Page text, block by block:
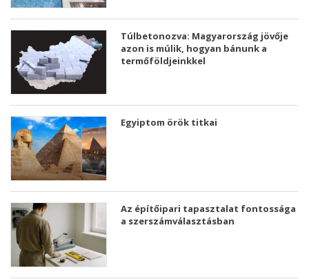
Túlbetonozva: Magyarország jövője
azon is múlik, hogyan bánunk a
termőföldjeinkkel
Egyiptom örök titkai
Az építőipari tapasztalat fontossága
a szerszámválasztásban